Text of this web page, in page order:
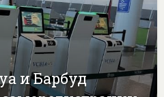
и Барбуд